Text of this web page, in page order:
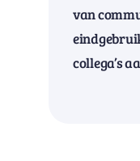
van
collega’s